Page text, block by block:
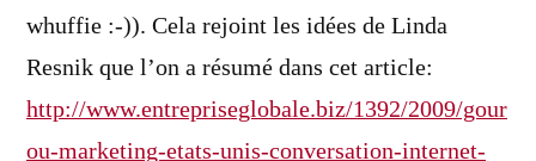
whuffie :-)). Cela rejoint les idées de Linda
Resnik que l’on a résumé dans cet article:
http://www.entrepriseglobale.biz/1392/2009/gour
ou-marketing-etats-unis-conversation-internet-